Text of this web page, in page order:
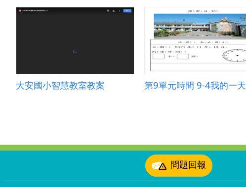
大安國小智慧教室教案 第9單元時間 9-4我的一天
問題回報